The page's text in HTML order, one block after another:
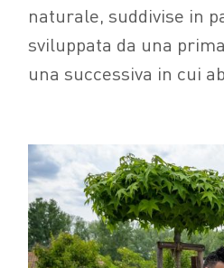
naturale, suddivise in
sviluppata da una
una successiva in cui